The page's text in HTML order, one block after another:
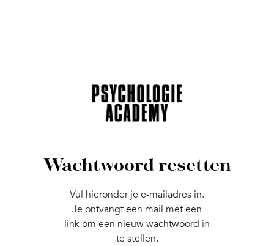
Wachtwoord resetten
Vul hieronder je e-mailadres in.
Je ontvangt een mail met een
link om een nieuw wachtwoord in
te stellen.